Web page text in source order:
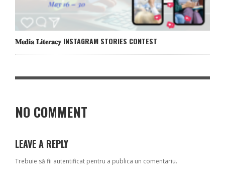
𝐌𝐞𝐝𝐢𝐚 𝐋𝐢𝐭𝐞𝐫𝐚𝐜𝐲 INSTAGRAM STORIES CONTEST
NO COMMENT
LEAVE A REPLY
Trebuie să fii autentificat pentru a publica un comentariu.